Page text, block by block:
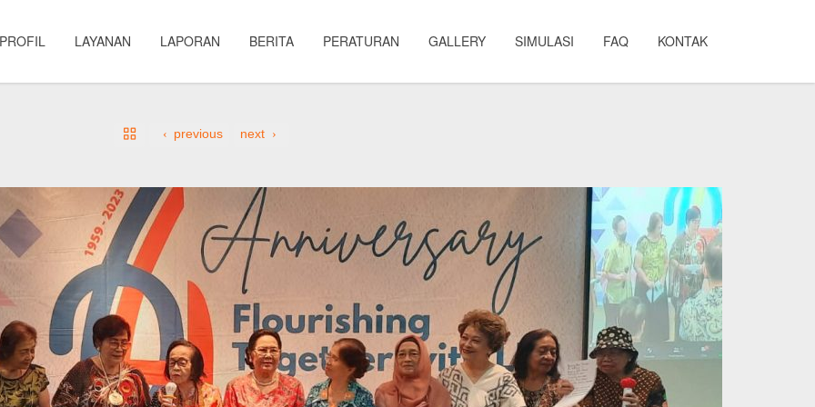
PROFIL LAYANAN LAPORAN BERITA PERATURAN GALLERY SIMULASI FAQ KONTAK
previous next